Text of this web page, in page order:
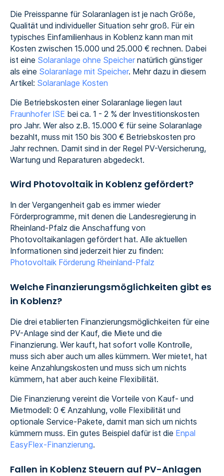
Die Preisspanne für Solaranlagen ist je nach Größe,
Qualität und individueller Situation sehr groß. Für ein
typisches Einfamilienhaus in Koblenz kann man mit
Kosten zwischen 15.000 und 25.000 € rechnen. Dabei
ist eine Solaranlage ohne Speichernatürlich günstiger
als eine Solaranlage mit Speicher. Mehr dazu in diesem
Artikel: Solaranlage Kosten
Die Betriebskosten einer Solaranlage liegen laut
Fraunhofer ISE bei ca. 1 - 2 % der Investitionskosten
pro Jahr. Wer also z.B. 15.000 € für seine Solaranlage
bezahlt, muss mit 150 bis 300 € Betriebskosten pro
Jahr rechnen. Damit sind in der Regel PV-Versicherung,
Wartung und Reparaturen abgedeckt.
Wird Photovoltaik in Koblenz gefördert?
In der Vergangenheit gab es immer wieder
Förderprogramme, mit denen die Landesregierung in
Rheinland-Pfalz die Anschaffung von
Photovoltaikanlagen gefördert hat. Alle aktuellen
Informationen sind jederzeit hier zu finden:
Photovoltaik Förderung Rheinland-Pfalz
Welche Finanzierungsmöglichkeiten gibt es
in Koblenz?
Die drei etablierten Finanzierungsmöglichkeiten für eine
PV-Anlage sind der Kauf, die Miete und die
Finanzierung. Wer kauft, hat sofort volle Kontrolle,
muss sich aber auch um alles kümmern. Wer mietet, hat
keine Anzahlungskosten und muss sich um nichts
kümmern, hat aber auch keine Flexibilität.
Die Finanzierung vereint die Vorteile von Kauf- und
Mietmodell: 0 € Anzahlung, volle Flexibilität und
optionale Service-Pakete, damit man sich um nichts
kümmern muss. Ein gutes Beispiel dafür ist die Enpal
EasyFlex-Finanzierung.
Fallen in Koblenz Steuern auf PV-Anlagen